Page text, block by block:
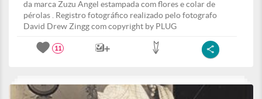
da marca Zuzu Angel estampada com flores e colar de
pérolas . Registro fotográfico realizado pelo fotografo
David Drew Zingg com copyright by PLUG
11